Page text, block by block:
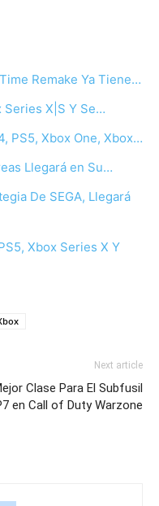
Remake Ya Tiene…
Series X|S Y Se…
PS5, Xbox One, Xbox…
Llegará en Su…
De SEGA, Llegará
Xbox Series X Y
Next article
Clase Para El Subfusil
en Call of Duty Warzone